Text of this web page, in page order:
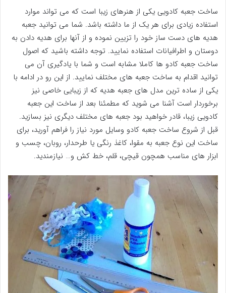
ساخت جعبه کادویی یکی از هنرهای زیبا است که می تواند موارد
استفاده زیادی برای هر یک از ما داشته باشد. شما می توانید جعبه
هدیه های دست ساز خود را تزیین نموده و از آنها برای هدیه دادن به
دوستان و اطرافیانات استفاده نمایید. توجه داشته باشید که اصول
ساخت جعبه کادو ها کاملا مشابه است و شما با یادگیری آن می
توانید اقدام به ساخت جعبه های مختلف نمایید. از این رو در ادامه با
یکی از ساده ترین مدل های جعبه هدیه که از زیبایی خاصی نیز
برخوردار است آشنا می شوید که مطمئنا بعد از ساخت این جعبه
کادویی زیبا، قادر خواهید بود جعبه های مختلف دیگری نیز بسازید.
قبل از شروع ساخت جعبه کادو وسایل مورد نیاز را فراهم آورید، برای
ساخت این نوع جعبه به مقوا، کاغذ رنگی یا طرحدار، روبان، چسب و
ابزار های مناسب همچون قیچی، قلم، خط کش و… نیازمندید.